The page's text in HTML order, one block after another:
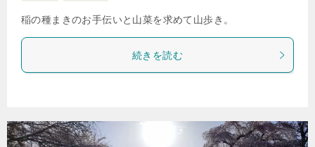
稲の種まきのお手伝いと山菜を求めて山歩き。
続きを読む